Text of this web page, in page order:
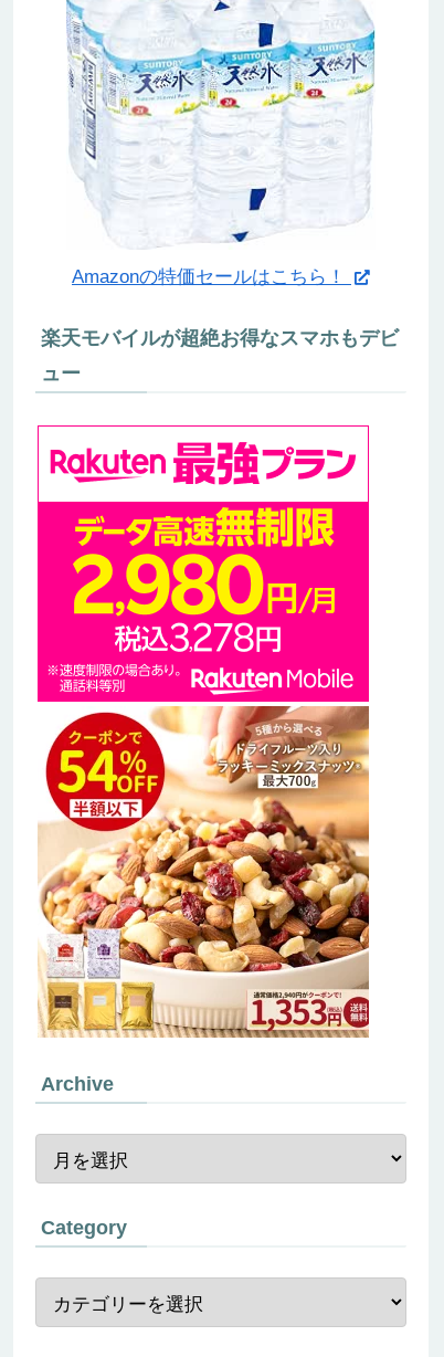
Amazonの特価セールはこちら！
楽天モバイルが超絶お得なスマホもデビ
ュー
Archive
Category